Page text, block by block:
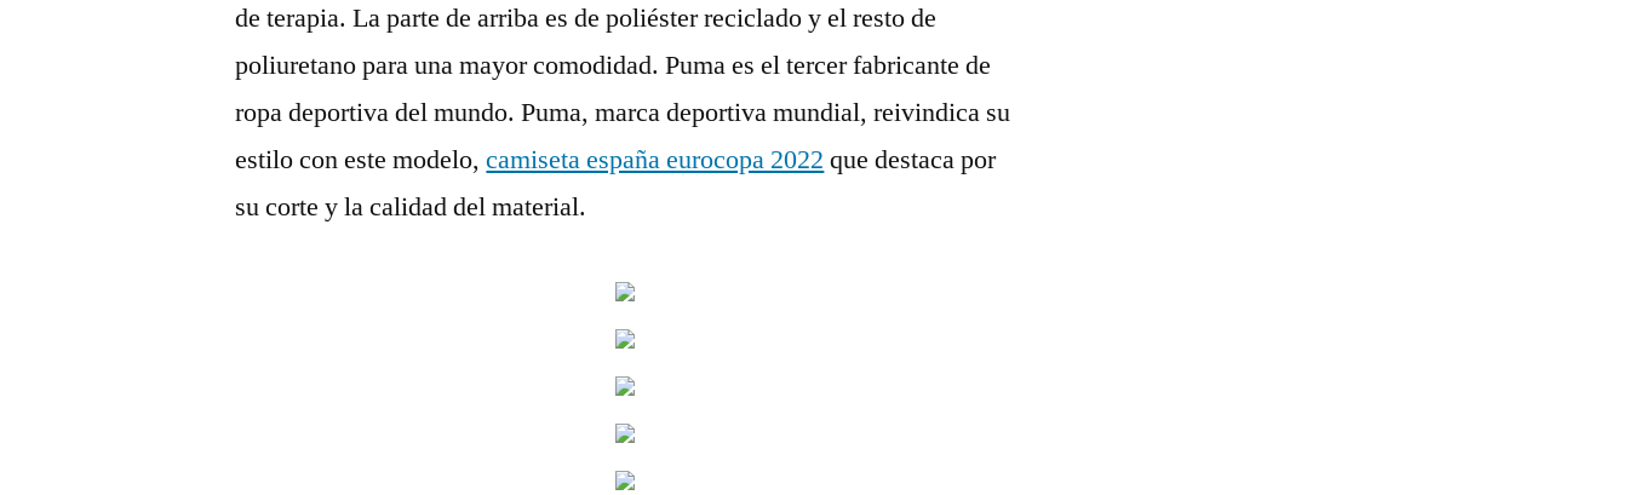
de terapia. La parte de arriba es de poliéster reciclado y el resto de
poliuretano para una mayor comodidad. Puma es el tercer fabricante de
ropa deportiva del mundo. Puma, marca deportiva mundial, reivindica su
estilo con este modelo,camiseta españa eurocopa 2022 que destaca por
su corte y la calidad del material.